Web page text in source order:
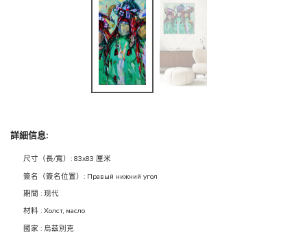
詳細信息:
尺寸（長/寬）: 83x83 厘米
簽名（簽名位置）: Правый нижний угол
期間 : 现代
材料 : Холст, масло
國家 : 烏茲別克